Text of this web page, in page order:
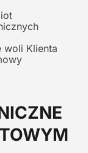
woli Klienta